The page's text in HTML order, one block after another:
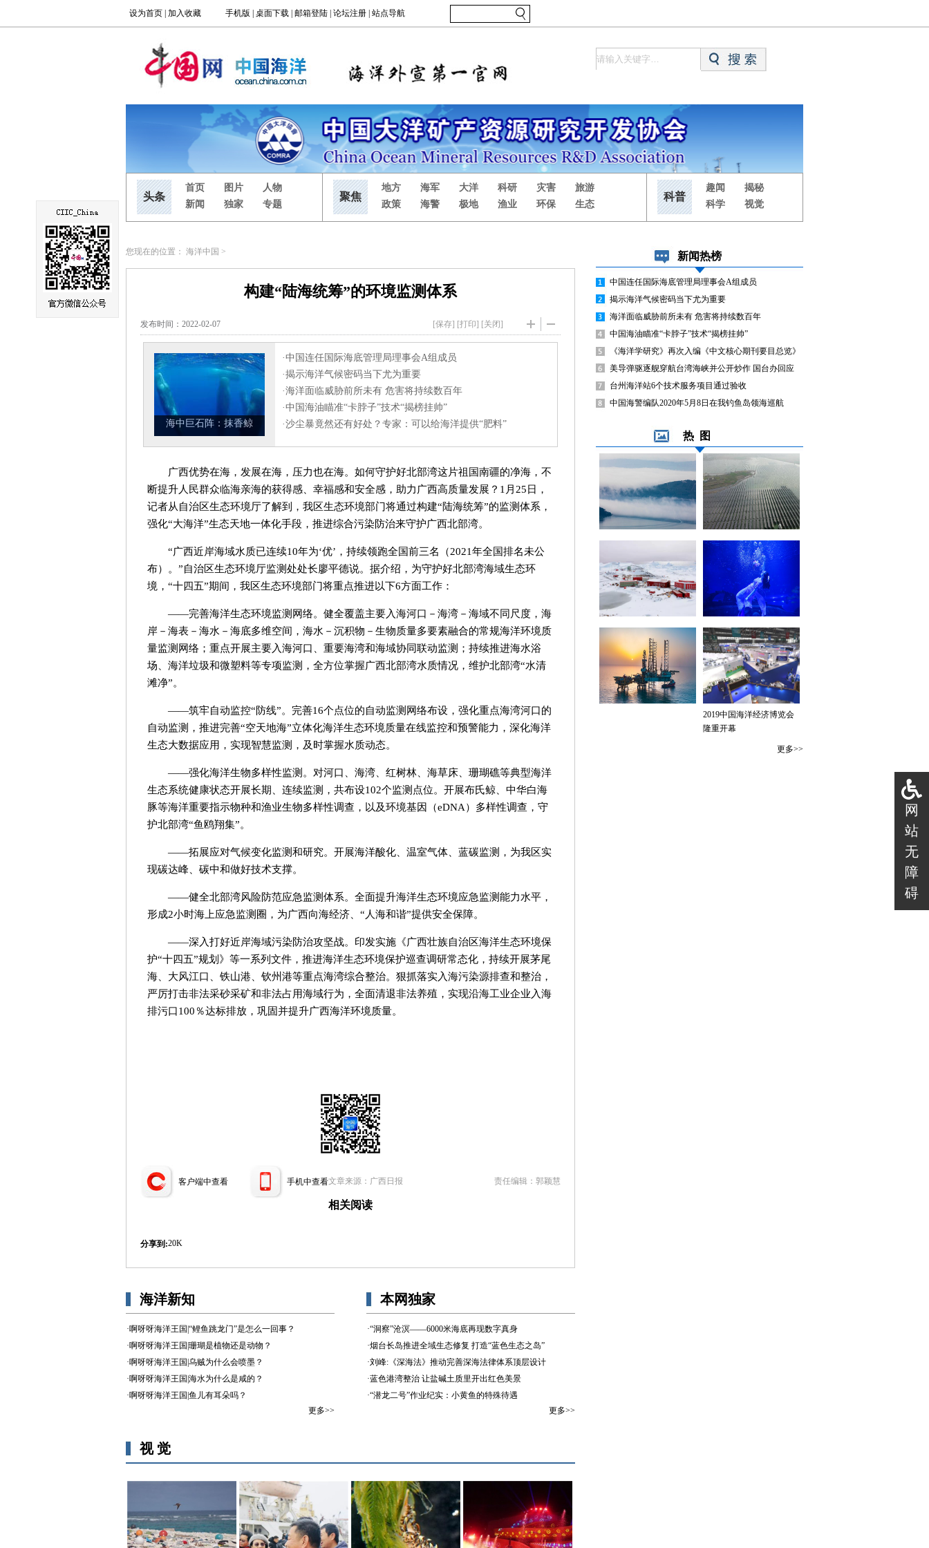
您现在的位置： 海洋中国 >
构建“陆海统筹”的环境监测体系
发布时间：2022-02-07 [保存] [打印] [关闭]
广西优势在海，发展在海，压力也在海。如何守护好北部湾这片祖国南疆的净海，不
断提升人民群众临海亲海的获得感、幸福感和安全感，助力广西高质量发展？1月25日，
记者从自治区生态环境厅了解到，我区生态环境部门将通过构建“陆海统筹”的监测体系，
强化“大海洋”生态天地一体化手段，推进综合污染防治来守护广西北部湾。
“广西近岸海域水质已连续10年为‘优’，持续领跑全国前三名（2021年全国排名未公
布）。”自治区生态环境厅监测处处长廖平德说。据介绍，为守护好北部湾海域生态环
境，“十四五”期间，我区生态环境部门将重点推进以下6方面工作：
——完善海洋生态环境监测网络。健全覆盖主要入海河口－海湾－海域不同尺度，海
岸－海表－海水－海底多维空间，海水－沉积物－生物质量多要素融合的常规海洋环境质
量监测网络；重点开展主要入海河口、重要海湾和海域协同联动监测；持续推进海水浴
场、海洋垃圾和微塑料等专项监测，全方位掌握广西北部湾水质情况，维护北部湾“水清
滩净”。
——筑牢自动监控“防线”。完善16个点位的自动监测网络布设，强化重点海湾河口的
自动监测，推进完善“空天地海”立体化海洋生态环境质量在线监控和预警能力，深化海洋
生态大数据应用，实现智慧监测，及时掌握水质动态。
——强化海洋生物多样性监测。对河口、海湾、红树林、海草床、珊瑚礁等典型海洋
生态系统健康状态开展长期、连续监测，共布设102个监测点位。开展布氏鲸、中华白海
豚等海洋重要指示物种和渔业生物多样性调查，以及环境基因（eDNA）多样性调查，守
护北部湾“鱼鸥翔集”。
——拓展应对气候变化监测和研究。开展海洋酸化、温室气体、蓝碳监测，为我区实
现碳达峰、碳中和做好技术支撑。
——健全北部湾风险防范应急监测体系。全面提升海洋生态环境应急监测能力水平，
形成2小时海上应急监测圈，为广西向海经济、“人海和谐”提供安全保障。
——深入打好近岸海域污染防治攻坚战。印发实施《广西壮族自治区海洋生态环境保
护“十四五”规划》等一系列文件，推进海洋生态环境保护巡查调研常态化，持续开展茅尾
海、大风江口、铁山港、钦州港等重点海湾综合整治。狠抓落实入海污染源排查和整治，
严厉打击非法采砂采矿和非法占用海域行为，全面清退非法养殖，实现沿海工业企业入海
排污口100％达标排放，巩固并提升广西海洋环境质量。
客户端中查看 手机中查看文章来源：广西日报 责任编辑：郭颖慧
相关阅读
分享到:20K
网
站
无
障
碍